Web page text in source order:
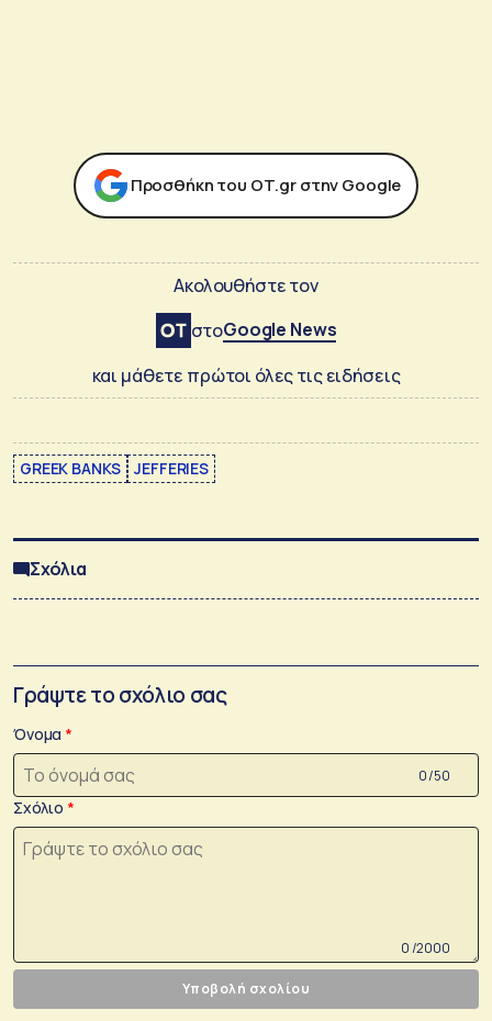
Προσθήκη του ΟΤ.gr στην Google
Ακολουθήστε τον
στοGoogle News
και μάθετε πρώτοι όλες τις ειδήσεις
GREEK BANKS JEFFERIES
Σχόλια
Γράψτε το σχόλιο σας
Όνομα
0 /50
Σχόλιο
0 /2000
Υποβολή σχολίου